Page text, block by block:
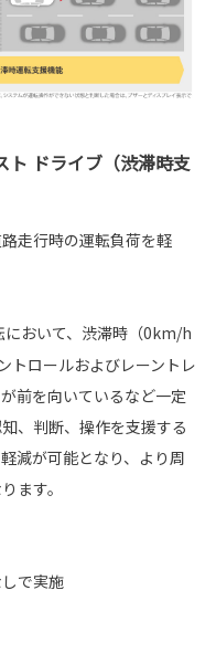
ト ドライブ（渋滞時支
走行時の運転負荷を軽
において、渋滞時（0km/h
トロールおよびレーントレ
前を向いているなど一定
、判断、操作を支援する
減が可能となり、より周
ます。
で実施